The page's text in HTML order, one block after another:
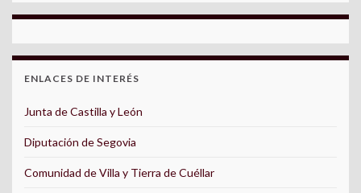
ENLACES DE INTERÉS
Junta de Castilla y León
Diputación de Segovia
Comunidad de Villa y Tierra de Cuéllar